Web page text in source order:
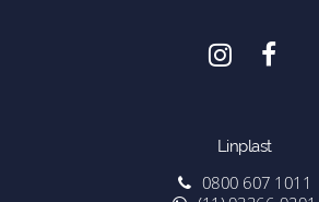
Linplast
0800 607 1011